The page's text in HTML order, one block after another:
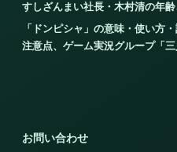
すしざんまい社長・木村清の年
「ドンピシャ」の意味・使い方
注意点、ゲーム実況グループ「
お問い合わせ